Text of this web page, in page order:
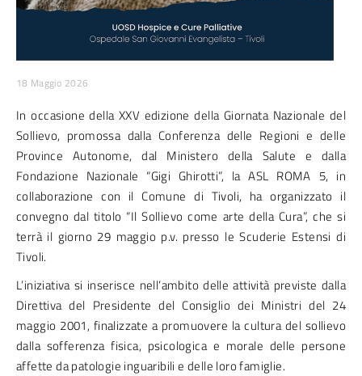
18 Maggio 2026
In occasione della XXV edizione della Giornata Nazionale del
Sollievo, promossa dalla Conferenza delle Regioni e delle
Province Autonome, dal Ministero della Salute e dalla
Fondazione Nazionale “Gigi Ghirotti”, la ASL ROMA 5, in
collaborazione con il Comune di Tivoli, ha organizzato il
convegno dal titolo “Il Sollievo come arte della Cura”, che si
terrà il giorno 29 maggio p.v. presso le Scuderie Estensi di
Tivoli.
L’iniziativa si inserisce nell’ambito delle attività previste dalla
Direttiva del Presidente del Consiglio dei Ministri del 24
maggio 2001, finalizzate a promuovere la cultura del sollievo
dalla sofferenza fisica, psicologica e morale delle persone
affette da patologie inguaribili e delle loro famiglie.